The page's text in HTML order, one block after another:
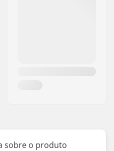
sobre o produto